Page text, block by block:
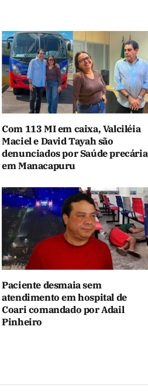
Com 113 MI em caixa, Valciléia
Maciel e David Tayah são
denunciados por Saúde precária
em Manacapuru
Paciente desmaia sem
atendimento em hospital de
Coari comandado por Adail
Pinheiro